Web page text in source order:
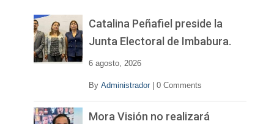
Catalina Peñafiel preside la
Junta Electoral de Imbabura.
6 agosto, 2026
By Administrador 0 Comments
Mora Visión no realizará